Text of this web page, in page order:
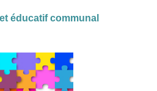
éducatif communal